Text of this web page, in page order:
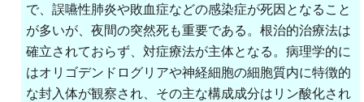
で、誤嚥性肺炎や敗血症などの感染症が死因となること
が多いが、夜間の突然死も重要である。根治的治療法は
確立されておらず、対症療法が主体となる。病理学的に
はオリゴデンドログリアや神経細胞の細胞質内に特徴的
な封入体が観察され、その主な構成成分はリン酸化され